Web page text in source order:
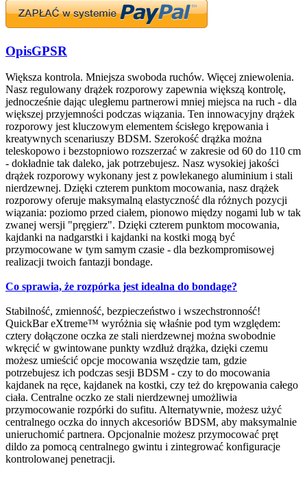
OpisGPSR
Większa kontrola. Mniejsza swoboda ruchów. Więcej zniewolenia.
Nasz regulowany drążek rozporowy zapewnia większą kontrolę,
jednocześnie dając uległemu partnerowi mniej miejsca na ruch - dla
większej przyjemności podczas wiązania. Ten innowacyjny drążek
rozporowy jest kluczowym elementem ścisłego krępowania i
kreatywnych scenariuszy BDSM. Szerokość drążka można
teleskopowo i bezstopniowo rozszerzać w zakresie od 60 do 110 cm
- dokładnie tak daleko, jak potrzebujesz. Nasz wysokiej jakości
drążek rozporowy wykonany jest z powlekanego aluminium i stali
nierdzewnej. Dzięki czterem punktom mocowania, nasz drążek
rozporowy oferuje maksymalną elastyczność dla różnych pozycji
wiązania: poziomo przed ciałem, pionowo między nogami lub w tak
zwanej wersji "pręgierz". Dzięki czterem punktom mocowania,
kajdanki na nadgarstki i kajdanki na kostki mogą być
przymocowane w tym samym czasie - dla bezkompromisowej
realizacji twoich fantazji bondage.
Co sprawia, że rozpórka jest idealna do bondage?
Stabilność, zmienność, bezpieczeństwo i wszechstronność!
QuickBar eXtreme™ wyróżnia się właśnie pod tym względem:
cztery dołączone oczka ze stali nierdzewnej można swobodnie
wkręcić w gwintowane punkty wzdłuż drążka, dzięki czemu
możesz umieścić opcje mocowania wszędzie tam, gdzie
potrzebujesz ich podczas sesji BDSM - czy to do mocowania
kajdanek na ręce, kajdanek na kostki, czy też do krępowania całego
ciała. Centralne oczko ze stali nierdzewnej umożliwia
przymocowanie rozpórki do sufitu. Alternatywnie, możesz użyć
centralnego oczka do innych akcesoriów BDSM, aby maksymalnie
unieruchomić partnera. Opcjonalnie możesz przymocować pręt
dildo za pomocą centralnego gwintu i zintegrować konfiguracje
kontrolowanej penetracji.